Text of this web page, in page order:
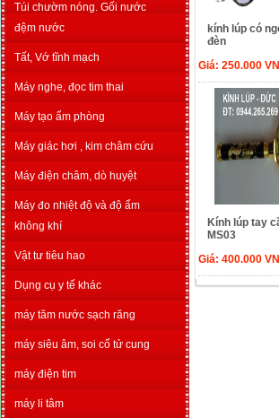
Túi chườm nóng. Gối nước
đệm nước
Tất, Vớ tĩnh mạch
Máy nghe, đọc tim thai
Máy tạo ẩm phòng
Máy giác hơi , kim châm cứu
Máy điện châm, dò huyệt
Máy đo nhiệt độ và độ ẩm
không khí
Vật tư tiêu hao
Dụng cụ y tế khác
máy tăm nước sạch răng
máy siêu âm, soi cổ tử cung
máy điện tim
máy li tâm
kính lúp có
đèn
Giá: 250.000
Kính lúp tay
MS03
Giá: 400.000